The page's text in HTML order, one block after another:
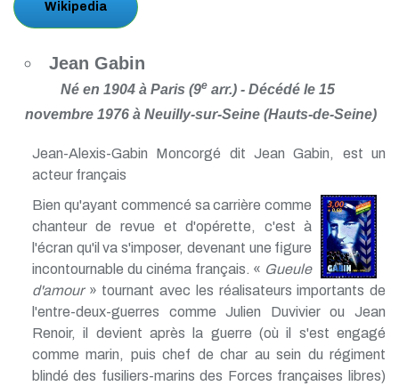
Wikipedia
Jean Gabin
Né en 1904 à Paris (9e arr.) - Décédé le 15
novembre 1976 à Neuilly-sur-Seine (Hauts-de-Seine)
Jean-Alexis-Gabin Moncorgé dit Jean Gabin, est un
acteur français
Bien qu'ayant commencé sa carrière comme
chanteur de revue et d'opérette, c'est à
l'écran qu'il va s'imposer, devenant une figure
incontournable du cinéma français. « Gueule
d'amour» tournant avec les réalisateurs importants de
l'entre-deux-guerres comme Julien Duvivier ou Jean
Renoir, il devient après la guerre (où il s'est engagé
comme marin, puis chef de char au sein du régiment
blindé des fusiliers-marins des Forces françaises libres)